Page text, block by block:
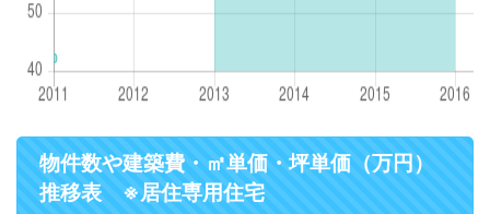
物件数や建築費・㎡単価・坪単価（万円）
推移表 ※居住専用住宅